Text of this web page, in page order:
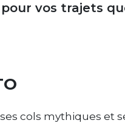
vos trajets
ses cols mythiques et